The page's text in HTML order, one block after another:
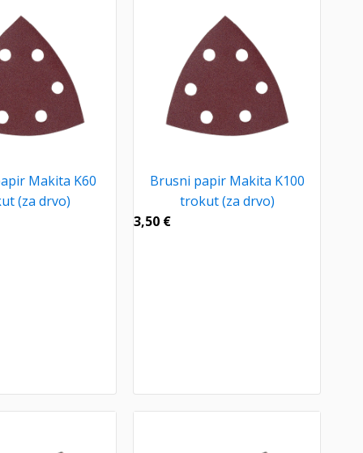
Makita K60
(za drvo)
Brusni papir Makita K100
trokut (za drvo)
3,50 €